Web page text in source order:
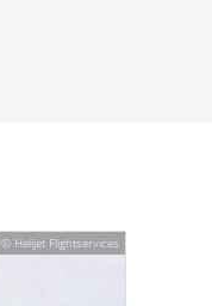
© Helijet Flightservices